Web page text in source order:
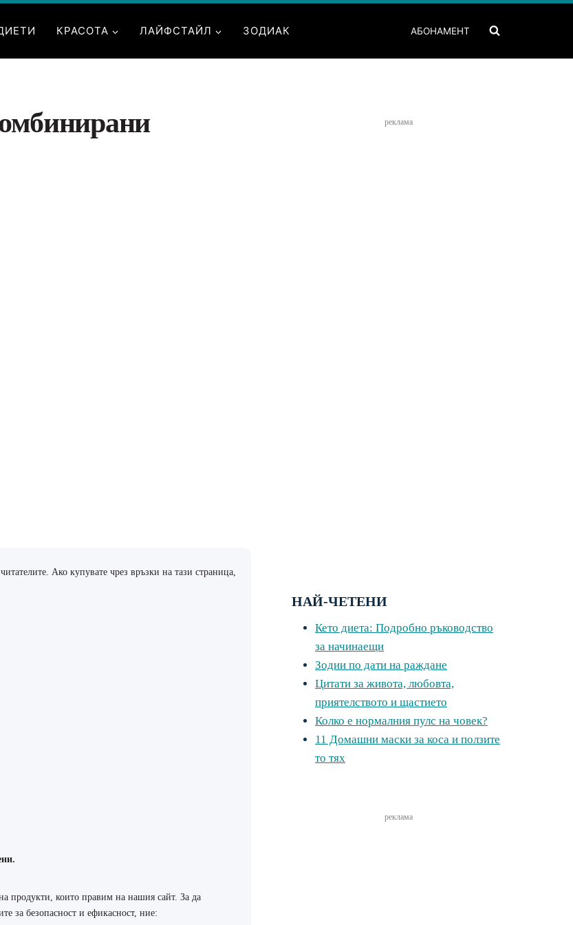
КРАСОТА ЛАЙФСТАЙЛ ЗОДИАК АБОНАМЕНТ
Ако купувате чрез връзки на тази страница,
продукти, които правим на нашия сайт. За да
за безопасност и ефикасност, ние:
реклама
НАЙ-ЧЕТЕНИ
Кето диета: Подробно ръководство
за начинаещи
Зодии по дати на раждане
Цитати за живота, любовта,
приятелството и щастието
Колко е нормалния пулс на човек?
11 Домашни маски за коса и ползите
то тях
реклама